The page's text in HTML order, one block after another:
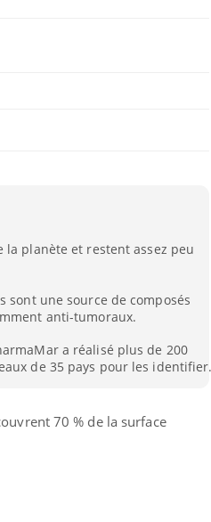
la planète et restent assez peu
sont une source de composés
anti-tumoraux.
a réalisé plus de 200
de 35 pays pour les identifier.
70 % de la surface